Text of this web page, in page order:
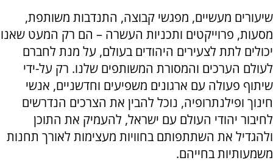
שיעורים מעשיים, מפגשי קבוצה, התנדבות משותפת,
מסעות, פרוייקטים ותכניות העשרה – הם רק המעט שאנו
יכולים לתת לצעירים היהודים בעולם, על מנת לחברם
לעולם הערכים והמסורת המשותפים שלנו. רק על-ידי
שיתוף פעולה עם ארגונים משפיעים וחדשניים, אנשי
חינוך ופילנתרופיה, נוכל להבין את הצרכים הנדרשים
לחיבור יהודי העולם עם ישראל, להעמיק את התוכן
ולהגדיל את השתתפותם בחוויות מעצימות לאורך תחנות
משמעותיות בחייהם.